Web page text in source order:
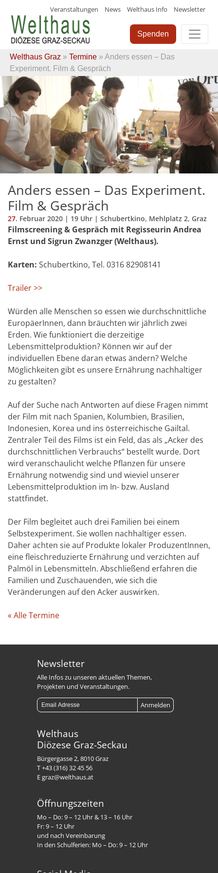
Skip
content
Veranstaltungen News Welthaus Info Newsletter
Spenden
Welthaus Graz » Termine » Anders essen – Das
Experiment. Film & Gespräch
Anders essen – Das Experiment.
Film & Gespräch
27. Februar 2020 | 19 Uhr | Schubertkino, Mehlplatz 2, Graz
Filmscreening & Gespräch mit Regisseurin Andrea
Ernst und Sigrun Zwanzger (Welthaus).
Karten: Schubertkino, Tel. 0316 82908141
Trailer >>
Würden alle Menschen so essen wie durchschnittliche
EuropäerInnen, dann bräuchten wir jährlich zwei
Erden. Wie funktioniert die derzeitige
Lebensmittelproduktion? Können wir auf der
individuellen Ebene daran etwas ändern? Welche
Möglichkeiten gibt es unsere Ernährung nachhaltiger
zu gestalten?
Auf der Suche nach Antworten auf diese Fragen nimmt
der Film mit nach Spanien, Kolumbien, Brasilien,
Indonesien, Korea und ins österreichische Gailtal.
Zentraler Teil des Films ist ein Feld, das als „Acker des
durchschnittlichen Verbrauchs“ bestellt wurde. Dort
wird veranschaulicht welche Pflanzen für unsere
Ernährung notwendig sind und wieviel unserer
Lebensmittelproduktion im In- bzw. Ausland
stattfindet.
Der Film begleitet auch drei Familien bei einem
Selbstexperiment. Sie wollen nachhaltiger essen.
Daher achten sie auf Produkte lokaler ProduzentInnen,
eine fleischreduzierte Ernährung und verzichten auf
Palmöl in Lebensmitteln. Abschließend erfahren die
Familien und Zuschauenden, wie sich die
Veränderungen auf den Acker auswirken.
« Alle Termine
Newsletter
Alle Infos zu unseren aktuellen Themen,
Projekten und Veranstaltungen.
Welthaus
Diözese Graz-Seckau
Bürgergasse 2, 8010 Graz
T +43 (316) 32 45 56
E graz@welthaus.at
Öffnungszeiten
Mo – Do: 9 – 12 Uhr & 13 – 16 Uhr
Fr: 9 – 12 Uhr
und nach Vereinbarung
In den Schulferien: Mo – Do: 9 – 12 Uhr